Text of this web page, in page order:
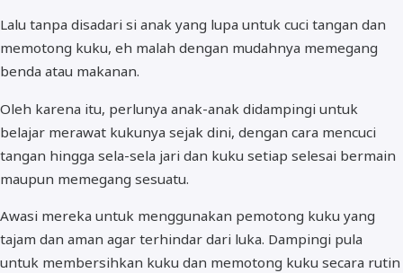
Lalu tanpa disadari si anak yang lupa untuk cuci tangan dan
memotong kuku, eh malah dengan mudahnya memegang
benda atau makanan.
Oleh karena itu, perlunya anak-anak didampingi untuk
belajar merawat kukunya sejak dini, dengan cara mencuci
tangan hingga sela-sela jari dan kuku setiap selesai bermain
maupun memegang sesuatu.
Awasi mereka untuk menggunakan pemotong kuku yang
tajam dan aman agar terhindar dari luka. Dampingi pula
untuk membersihkan kuku dan memotong kuku secara rutin